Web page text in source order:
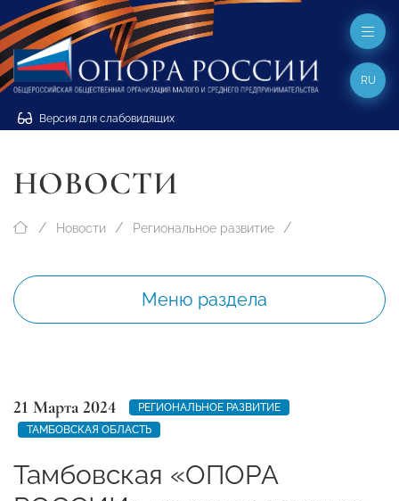
Версия для слабовидящих
RU
НОВОСТИ
Новости Региональное развитие
Меню раздела
21 Марта 2024
РЕГИОНАЛЬНОЕ РАЗВИТИЕ
ТАМБОВСКАЯ ОБЛАСТЬ
Тамбовская «ОПОРА